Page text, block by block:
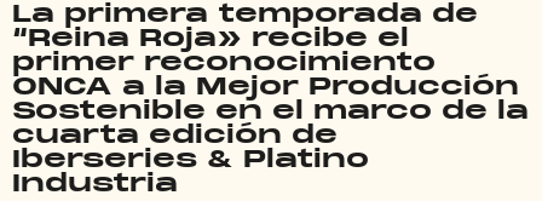
La primera temporada de
“Reina Roja» recibe el
primer reconocimiento
ONCA a la Mejor Producción
Sostenible en el marco de la
cuarta edición de
Iberseries & Platino
Industria